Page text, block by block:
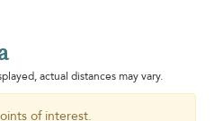
actual distances may vary.
of interest.